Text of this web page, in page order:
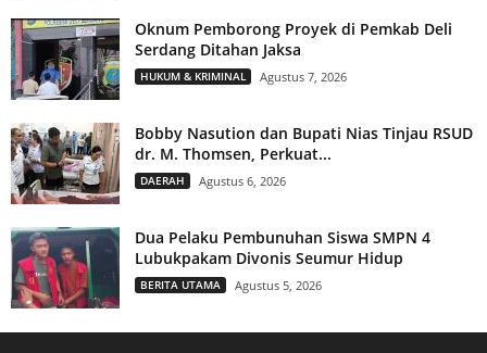
Oknum Pemborong Proyek di Pemkab Deli
Serdang Ditahan Jaksa
HUKUM & KRIMINAL Agustus 7, 2026
Bobby Nasution dan Bupati Nias Tinjau RSUD
dr. M. Thomsen, Perkuat...
DAERAH Agustus 6, 2026
Dua Pelaku Pembunuhan Siswa SMPN 4
Lubukpakam Divonis Seumur Hidup
BERITA UTAMA Agustus 5, 2026